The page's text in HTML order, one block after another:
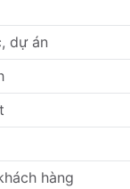
dự án
hàng